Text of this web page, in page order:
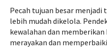
Pecah tujuan besar
lebih mudah dikelola.
kewalahan dan
merayakan dan